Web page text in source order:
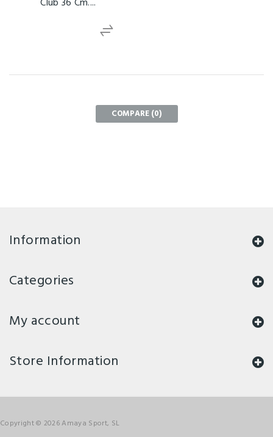
COMPARE (0)
Information
Categories
My account
Store Information
Copyright © 2026 Amaya Sport, SL